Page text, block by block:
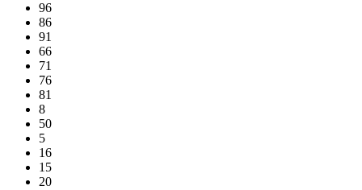
96
86
91
66
71
76
81
8
50
5
16
15
20